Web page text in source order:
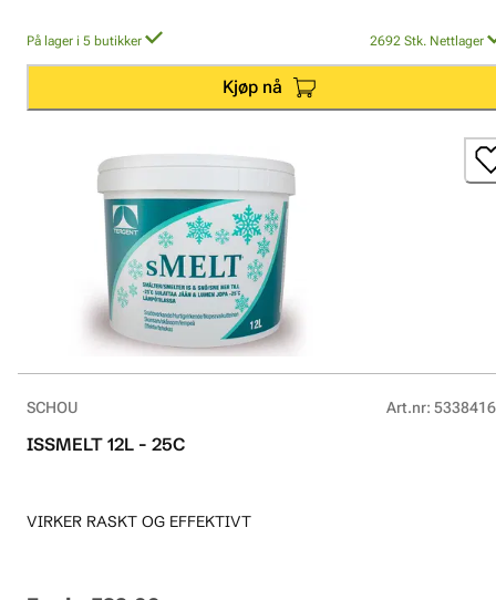
På lager i 5 butikker 2692 Stk. Nettlager
Kjøp nå
SCHOU Art.nr:
ISSMELT 12L - 25C
VIRKER RASKT OG EFFEKTIVT